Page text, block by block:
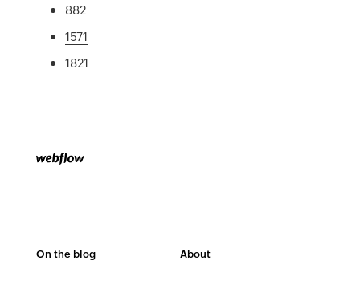
882
1571
1821
On the blog About